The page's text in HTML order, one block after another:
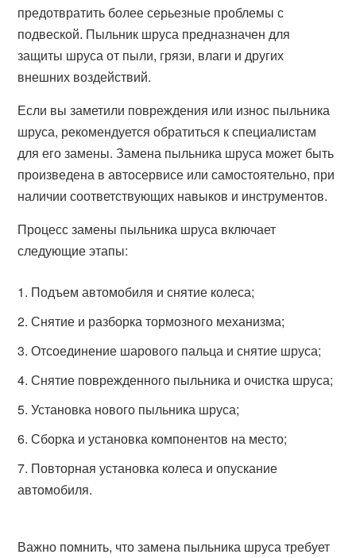
предотвратить более серьезные проблемы с
подвеской. Пыльник шруса предназначен для
защиты шруса от пыли, грязи, влаги и других
внешних воздействий.
Если вы заметили повреждения или износ пыльника
шруса, рекомендуется обратиться к специалистам
для его замены. Замена пыльника шруса может быть
произведена в автосервисе или самостоятельно, при
наличии соответствующих навыков и инструментов.
Процесс замены пыльника шруса включает
следующие этапы:
Подъем автомобиля и снятие колеса;
Снятие и разборка тормозного механизма;
Отсоединение шарового пальца и снятие шруса;
Снятие поврежденного пыльника и очистка шруса;
Установка нового пыльника шруса;
Сборка и установка компонентов на место;
Повторная установка колеса и опускание
автомобиля.
Важно помнить, что замена пыльника шруса требует